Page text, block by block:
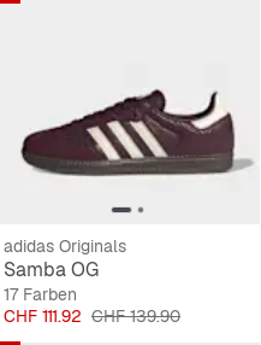
adidas Originals
Samba OG
17 Farben
Preis
CHF 111.92 Originalpreis
CHF 139.90